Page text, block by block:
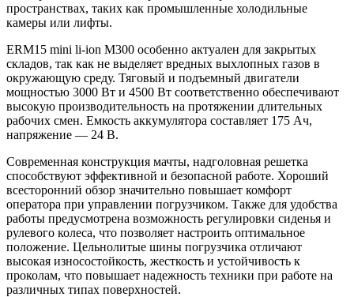
пространствах, таких как промышленные холодильные
камеры или лифты.
ERM15 mini li-ion M300 особенно актуален для закрытых
складов, так как не выделяет вредных выхлопных газов в
окружающую среду. Тяговый и подъемный двигатели
мощностью 3000 Вт и 4500 Вт соответственно обеспечивают
высокую производительность на протяжении длительных
рабочих смен. Емкость аккумулятора составляет 175 Ач,
напряжение — 24 B.
Современная конструкция мачты, надголовная решетка
способствуют эффективной и безопасной работе. Хороший
всесторонний обзор значительно повышает комфорт
оператора при управлении погрузчиком. Также для удобства
работы предусмотрена возможность регулировки сиденья и
рулевого колеса, что позволяет настроить оптимальное
положение. Цельнолитые шины погрузчика отличают
высокая износостойкость, жесткость и устойчивость к
проколам, что повышает надежность техники при работе на
различных типах поверхностей.